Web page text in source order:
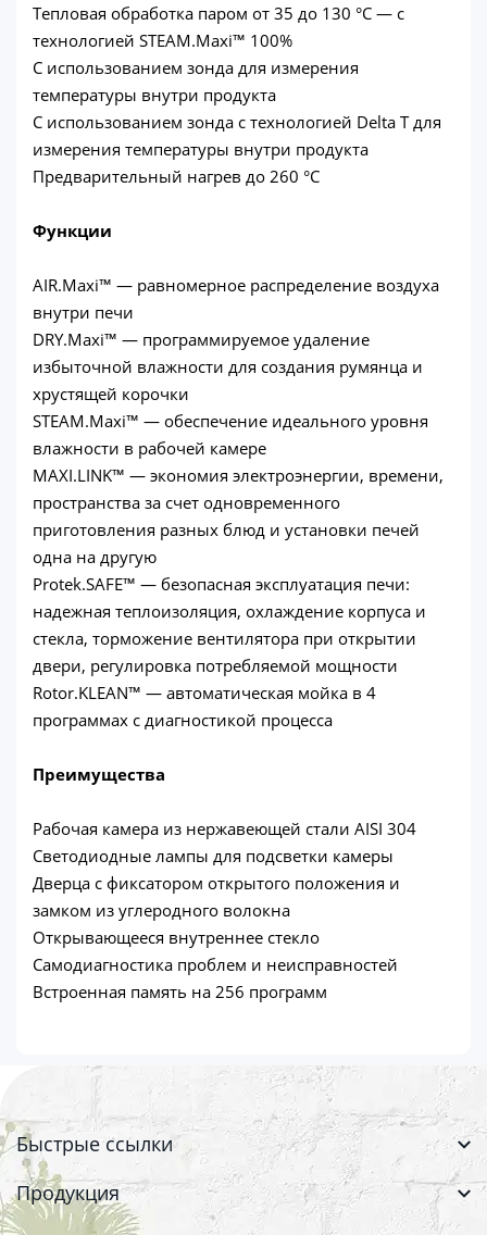
Тепловая обработка паром от 35 до 130 °C — с
технологией STEAM.Maxi™ 100%
С использованием зонда для измерения
температуры внутри продукта
С использованием зонда с технологией Delta T для
измерения температуры внутри продукта
Предварительный нагрев до 260 °C
Функции
AIR.Maxi™ — равномерное распределение воздуха
внутри печи
DRY.Maxi™ — программируемое удаление
избыточной влажности для создания румянца и
хрустящей корочки
STEAM.Maxi™ — обеспечение идеального уровня
влажности в рабочей камере
MAXI.LINK™ — экономия электроэнергии, времени,
пространства за счет одновременного
приготовления разных блюд и установки печей
одна на другую
Protek.SAFE™ — безопасная эксплуатация печи:
надежная теплоизоляция, охлаждение корпуса и
стекла, торможение вентилятора при открытии
двери, регулировка потребляемой мощности
Rotor.KLEAN™ — автоматическая мойка в 4
программах с диагностикой процесса
Преимущества
Рабочая камера из нержавеющей стали AISI 304
Светодиодные лампы для подсветки камеры
Дверца с фиксатором открытого положения и
замком из углеродного волокна
Открывающееся внутреннее стекло
Самодиагностика проблем и неисправностей
Встроенная память на 256 программ
Быстрые ссылки
Продукция